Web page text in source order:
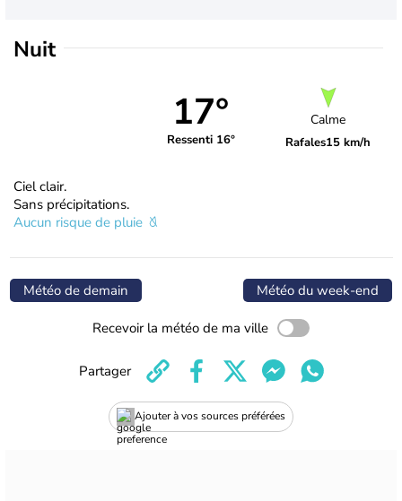
Nuit
17°
Ressenti 16°
Calme
Rafales15 km/h
Ciel clair.
Sans précipitations.
Aucun risque de pluie
Météo de demain Météo du week-end
Recevoir la météo de ma ville
Ajouter à vos sources préférées
Partager